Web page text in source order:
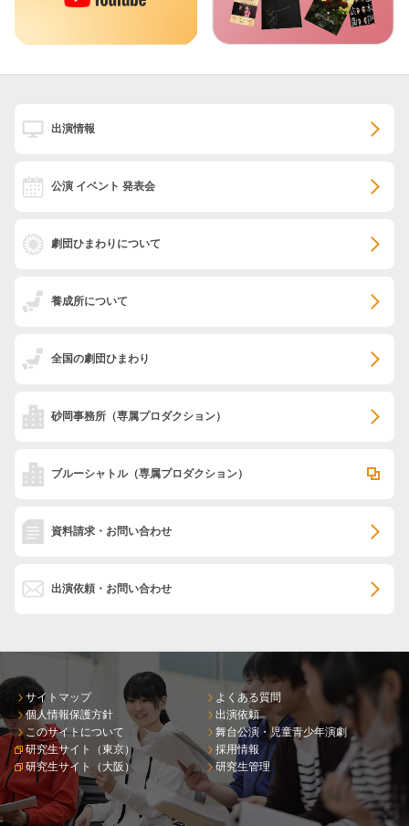
出演情報
公演 イベント 発表会
劇団ひまわりについて
養成所について
全国の劇団ひまわり
砂岡事務所 （専属プロダクション）
ブルーシャトル（専属プロダクション）
資料請求・お問い合わせ
出演依頼・お問い合わせ
サイトマップ
個人情報保護方針
このサイトについて
研究生サイト（東京）
研究生サイト（大阪）
よくある質問
出演依頼
舞台公演・児童青少年演劇
採用情報
研究生管理